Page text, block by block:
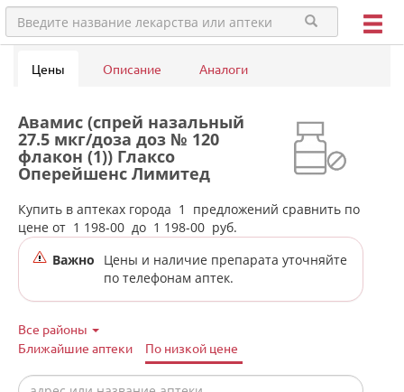
Цены Описание Аналоги
Авамис (спрей назальный
27.5 мкг/доза доз № 120
флакон (1)) Глаксо
Оперейшенс Лимитед
Великобритания в аптеках
города Ивделя
Купить в аптеках города 1
предложений сравнить по
цене от 1 198-00 до 1 198-00 руб.
Важно
Цены и наличие препарата уточняйте
по телефонам аптек.
Все районы
Ближайшие аптеки
По низкой цене